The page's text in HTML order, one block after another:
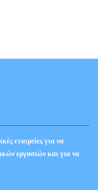
εταιρείες για να
εργασιών και για να